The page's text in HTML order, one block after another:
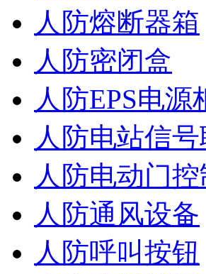
人防熔断器箱
人防密闭盒
人防EPS电源
人防电站信
人防电动门
人防通风设备
人防呼叫按钮